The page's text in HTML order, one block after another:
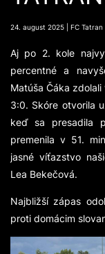
24. august 2025 | FC Tatran
Aj po 2. kole
percentné a
Matúša Čáka
3:0. Skóre otvorila
keď sa presadila
premenila v 51.
jasné víťazstvo
Lea Bekečová.
Najbližší zápas
proti domácim